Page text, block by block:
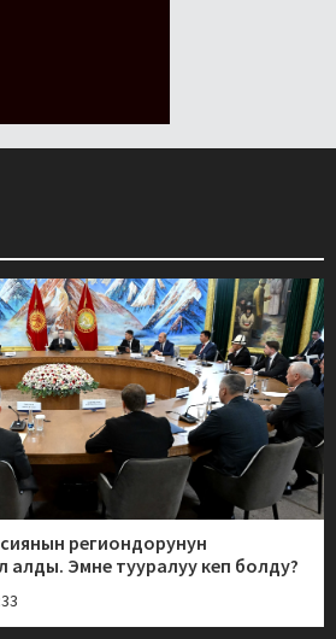
региондорунун
алды. Эмне тууралуу кеп болду?